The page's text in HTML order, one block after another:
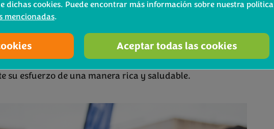
en la cocina. Un producto 100% saluble, ideal para
fuerzas e incluir en su dietas de entrenamiento.
todos los finishers de la prueba recibirán bandejas de
para que puedan recuperar las fuerzas perdidas
su esfuerzo de una manera rica y saludable.
dichas cookies. Puede encontrar más información sobre nuestra política
mencionadas.
Aceptar todas las cookies